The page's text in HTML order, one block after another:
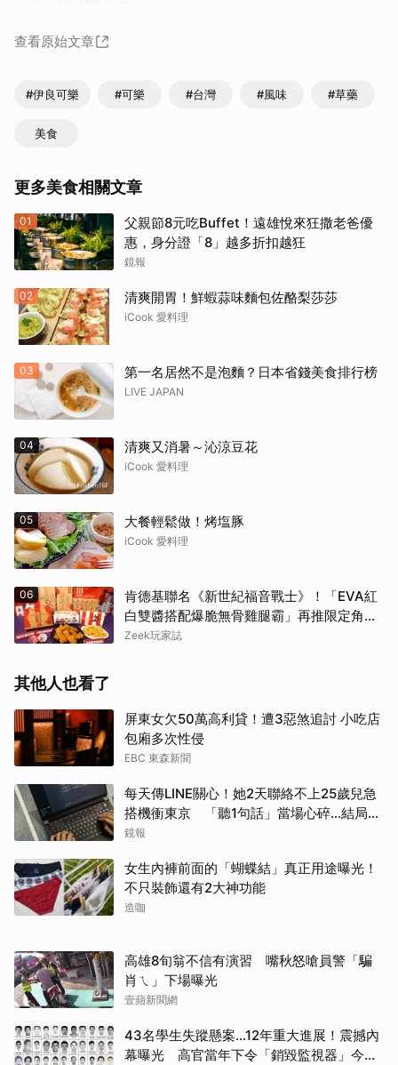
查看原始文章
#伊良可樂 #可樂 #台灣 #風味 #草藥
美食
更多美食相關文章
01
父親節8元吃Buffet！遠雄悅來狂撒老爸優
惠，身分證「8」越多折扣越狂
鏡報
02 清爽開胃！鮮蝦蒜味麵包佐酪梨莎莎
iCook 愛料理
03 第一名居然不是泡麵？日本省錢美食排行榜
LIVE JAPAN
04 清爽又消暑～沁涼豆花
iCook 愛料理
05 大餐輕鬆做！烤塩豚
iCook 愛料理
06
肯德基聯名《新世紀福音戰士》！「EVA紅
白雙醬搭配爆脆無骨雞腿霸」再推限定角色
卡、周邊必搶收
Zeek玩家誌
其他人也看了
屏東女欠50萬高利貸！遭3惡煞追討 小吃店
包廂多次性侵
EBC 東森新聞
每天傳LINE關心！她2天聯絡不上25歲兒急
搭機衝東京 「聽1句話」當場心碎...結局看
哭網
鏡報
女生內褲前面的「蝴蝶結」真正用途曝光！
不只裝飾還有2大神功能
造咖
高雄8旬翁不信有演習 嘴秋怒嗆員警「騙
肖ㄟ」下場曝光
壹蘋新聞網
43名學生失蹤懸案...12年重大進展！震撼內
幕曝光 高官當年下令「銷毀監視器」今遭